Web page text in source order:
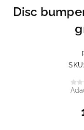
Disc
SKU: